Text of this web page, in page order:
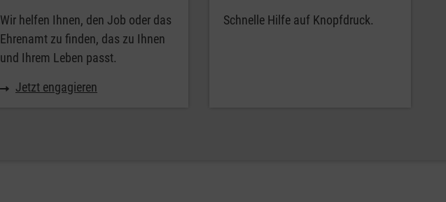
Wir helfen Ihnen, den Job oder das
Ehrenamt zu finden, das zu Ihnen
und Ihrem Leben passt.
Jetzt engagieren
Schnelle Hilfe auf Knopfdruck.